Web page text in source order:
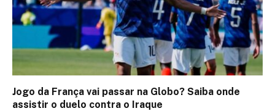
Jogo da França vai passar na Globo? Saiba onde
assistir o duelo contra o Iraque